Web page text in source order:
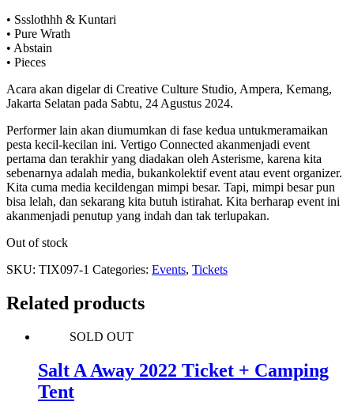
• Ssslothhh & Kuntari
• Pure Wrath
• Abstain
• Pieces
Acara akan digelardi Creative Culture Studio, Ampera, Kemang,
Jakarta Selatan pada Sabtu, 24 Agustus 2024.
Performer lain akan diumumkan di fase kedua untukmeramaikan
pesta kecil-kecilan ini. Vertigo Connected akanmenjadi event
pertama dan terakhiryang diadakan oleh Asterisme, karena kita
sebenarnya adalah media, bukankolektifevent atau event organizer.
Kita cuma media kecildengan mimpi besar. Tapi, mimpi besarpun
bisa lelah, dan sekarang kita butuh istirahat. Kita berharap event ini
akanmenjadi penutup yang indah dan tak terlupakan.
Out of stock
SKU: TIX097-1 Categories: Events, Tickets
Related products
SOLD OUT
Salt A Away 2022 Ticket + Camping
Tent